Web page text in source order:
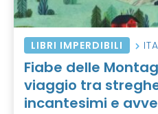
LIBRI IMPERDIBILI
Fiabe delle
viaggio tra
incantesimi e